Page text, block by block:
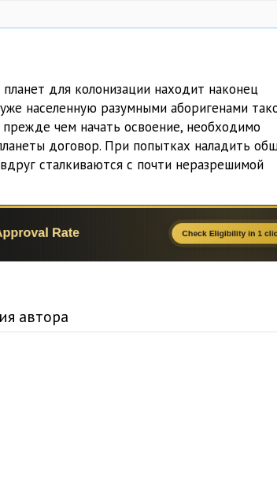
для колонизации находит наконец
населенную разумными аборигенами
прежде чем начать освоение, необходимо
договор. При попытках наладить
сталкиваются с почти неразрешимой
автора